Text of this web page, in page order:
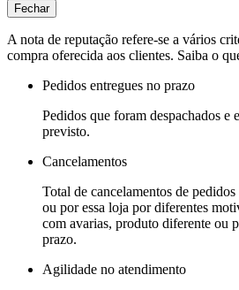
Fechar
A nota de reputação refere-se a vários
compra oferecida aos clientes. Saiba o
Pedidos entregues no prazo
Pedidos que foram despachados e
previsto.
Cancelamentos
Total de cancelamentos de
ou por essa loja por diferentes
com avarias, produto diferente ou
prazo.
Agilidade no atendimento